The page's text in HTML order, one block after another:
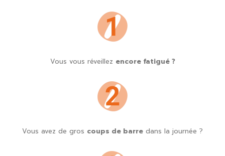
Vous vous réveillez encore fatigué ?
Vous avez de gros coups de barre dans la journée ?